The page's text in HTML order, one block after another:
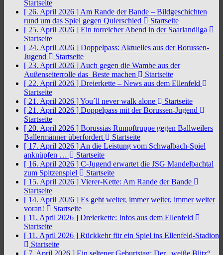
Startseite
[ 26. April 2026 ] Am Rande der Bande – Bildgeschichten
rund um das Spiel gegen Quierschied
Startseite
[ 25. April 2026 ] Ein torreicher Abend in der Saarlandliga
Startseite
[ 24. April 2026 ] Doppelpass: Aktuelles aus der Borussen-
Jugend
Startseite
[ 23. April 2026 ] Auch gegen die Wambe aus der
Außenseiterrolle das Beste machen
Startseite
[ 22. April 2026 ] Dreierkette – News aus dem Ellenfeld
Startseite
[ 21. April 2026 ]You´ll never walk alone
Startseite
[ 21. April 2026 ] Doppelpass mit der Borussen-Jugend
Startseite
[ 20. April 2026 ] Borussias Rumpftruppe gegen Ballweilers
Ballermänner überfordert
Startseite
[ 17. April 2026 ] An die Leistung vom Schwalbach-Spiel
anknüpfen …
Startseite
[ 16. April 2026 ] C-Jugend erwartet die JSG Mandelbachtal
zum Spitzenspiel
Startseite
[ 15. April 2026 ] Vierer-Kette: Am Rande der Bande
Startseite
[ 14. April 2026 ] Es geht weiter, immer weiter, immer weiter
voran!
Startseite
[ 11. April 2026 ] Dreierkette: Infos aus dem Ellenfeld
Startseite
[ 11. April 2026 ] Rückkehr für ein Spiel ins Ellenfeld-Stadion
Startseite
[ 7. April 2026 ] Ein seltener Geburtstag: Der „weiße Blitz“